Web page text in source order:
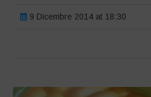
9 Dicembre 2014 at 18:30